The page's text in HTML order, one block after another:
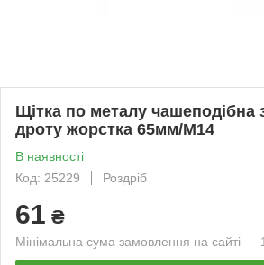
Щітка по металу чашеподібна
дроту жорстка 65мм/М14
В наявності
Код: 25229
Роздріб
61 ₴
Мінімальна сума замовлення на сайті —